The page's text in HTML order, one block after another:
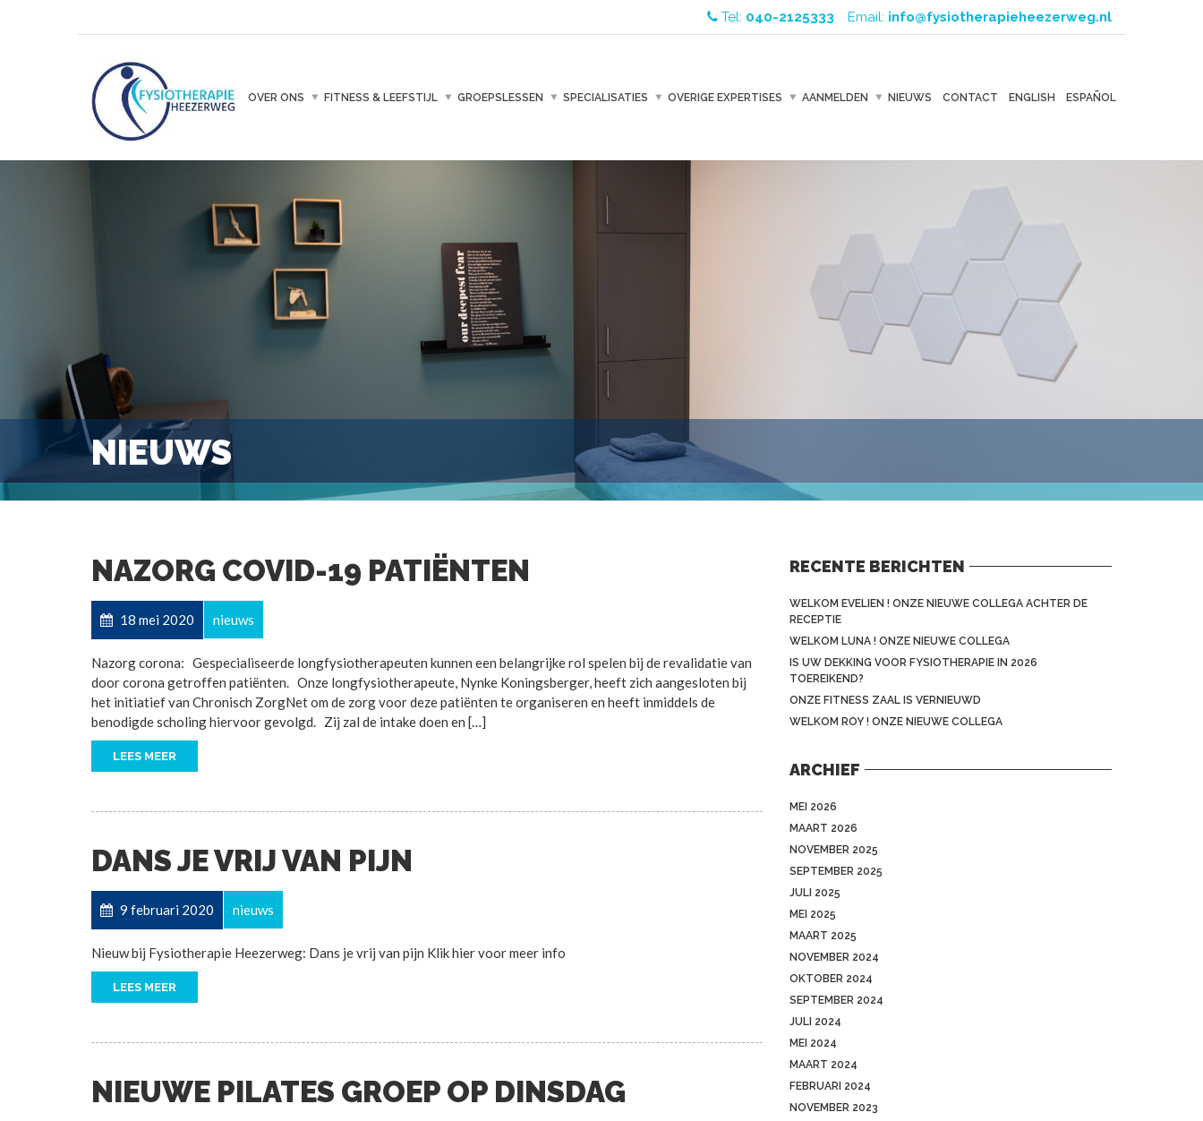
Tel: 040-2125333 Email: info@fysiotherapieheezerweg.nl
OVER ONS FITNESS & LEEFSTIJL GROEPSLESSEN SPECIALISATIES OVERIGE EXPERTISES AANMELDEN NIEUWS CONTACT ENGLISH ESPAÑOL
NIEUWS
NAZORG COVID-19 PATIËNTEN
18 mei 2020 nieuws
Nazorg corona: Gespecialiseerde longfysiotherapeuten kunnen een belangrijke rol spelen bij de revalidatie van
door corona getroffen patiënten. Onze longfysiotherapeute, Nynke Koningsberger, heeft zich aangesloten bij
het initiatief van Chronisch ZorgNet om de zorg voor deze patiënten te organiseren en heeft inmiddels de
benodigde scholing hiervoor gevolgd. Zij zal de intake doen en […]
LEES MEER
DANS JE VRIJ VAN PIJN
9 februari 2020 nieuws
Nieuw bij Fysiotherapie Heezerweg: Dans je vrij van pijn Klik hier voor meer info
LEES MEER
NIEUWE PILATES GROEP OP DINSDAG
RECENTE BERICHTEN
WELKOM EVELIEN ! ONZE NIEUWE COLLEGA ACHTER DE
RECEPTIE
WELKOM LUNA ! ONZE NIEUWE COLLEGA
IS UW DEKKING VOOR FYSIOTHERAPIE IN 2026
TOEREIKEND?
ONZE FITNESS ZAAL IS VERNIEUWD
WELKOM ROY ! ONZE NIEUWE COLLEGA
ARCHIEF
MEI 2026
MAART 2026
NOVEMBER 2025
SEPTEMBER 2025
JULI 2025
MEI 2025
MAART 2025
NOVEMBER 2024
OKTOBER 2024
SEPTEMBER 2024
JULI 2024
MEI 2024
MAART 2024
FEBRUARI 2024
NOVEMBER 2023